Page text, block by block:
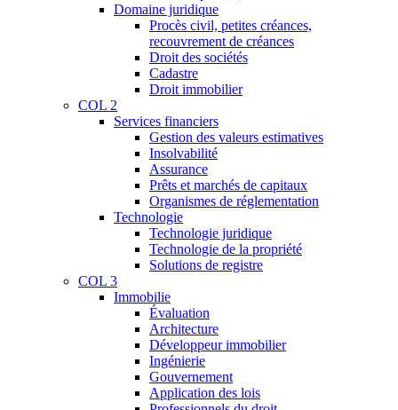
Domaine juridique
Procès civil, petites créances,
recouvrement de créances
Droit des sociétés
Cadastre
Droit immobilier
COL 2
Services financiers
Gestion des valeurs estimatives
Insolvabilité
Assurance
Prêts et marchés de capitaux
Organismes de réglementation
Technologie
Technologie juridique
Technologie de la propriété
Solutions de registre
COL 3
Immobilie
Évaluation
Architecture
Développeur immobilier
Ingénierie
Gouvernement
Application des lois